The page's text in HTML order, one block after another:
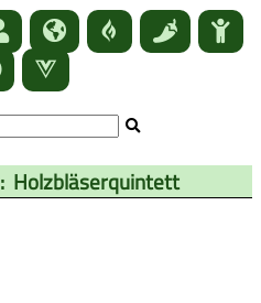
: Holzbläserquintett